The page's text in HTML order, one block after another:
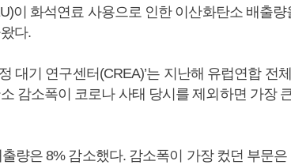
이 화석연료 사용으로 인한 이산화탄소 배출량
다.
대기 연구센터(CREA)’는 지난해 유럽연합 전
감소폭이 코로나 사태 당시를 제외하면 가장
량은 8% 감소했다. 감소폭이 가장 컸던 부문